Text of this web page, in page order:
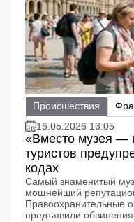
Происшествия
16.05.2026 13:05
«Вместо музея —
туристов
кодах
Самый знаменитый
мощнейший
Правоохранительные
предъявили